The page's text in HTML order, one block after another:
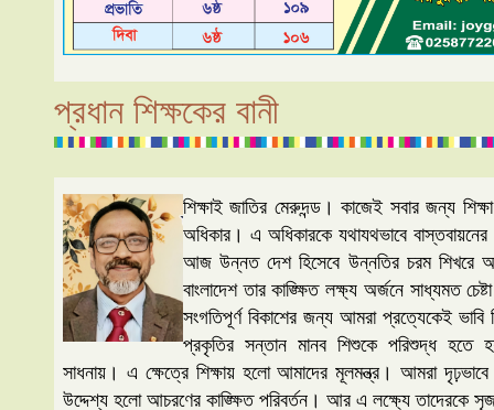
প্রধান শিক্ষকের বানী
শিক্ষাই জাতির মেরুদন্ড। কাজেই সবার জন্য
অধিকার। এ অধিকারকে যথাযথভাবে
আজ উন্নত দেশ হিসেবে উন্নতির চরম শিখরে
বাংলাদেশ তার কাঙ্ক্ষিত লক্ষ্য অর্জনে সাধ্যমত
সংগতিপূর্ণ বিকাশের জন্য আমরা প্রত্যেকেই
প্রকৃতির সন্তান মানব শিশুকে পরিশুদ্ধ হতে
সাধনায়। এ ক্ষেত্রে শিক্ষায় হলো আমাদের মূলমন্ত্র। আমরা দৃঢ়ভাবে
উদ্দেশ্য হলো আচরণের কাঙ্ক্ষিত পরিবর্তন। আর এ লক্ষ্যে তাদেরকে